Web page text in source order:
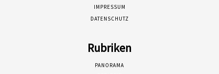
IMPRESSUM
DATENSCHUTZ
Rubriken
PANORAMA